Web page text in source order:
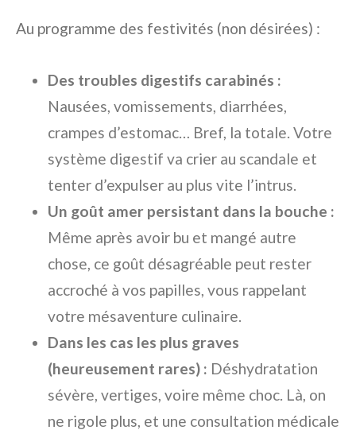
Au programme des festivités (non désirées) :
Des troubles digestifs carabinés :
Nausées, vomissements, diarrhées,
crampes d’estomac… Bref, la totale. Votre
système digestif va crier au scandale et
tenter d’expulser au plus vite l’intrus.
Un goût amer persistant dans la bouche :
Même après avoir bu et mangé autre
chose, ce goût désagréable peut rester
accroché à vos papilles, vous rappelant
votre mésaventure culinaire.
Dans les cas les plus graves
(heureusement rares) : Déshydratation
sévère, vertiges, voire même choc. Là, on
ne rigole plus, et une consultation médicale